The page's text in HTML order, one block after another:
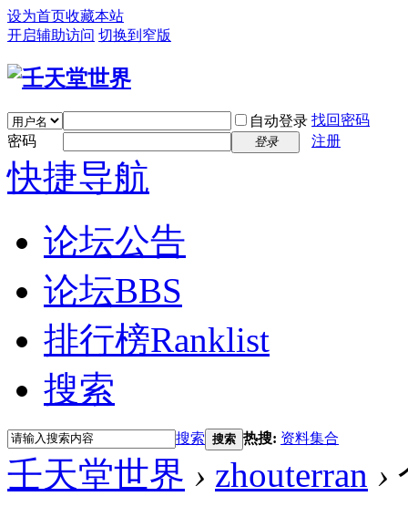
设为首页收藏本站
开启辅助访问 切换到窄版
自动登录 找回密码
密码
登录 注册
快捷导航
论坛公告
论坛BBS
排行榜Ranklist
搜索
搜索 搜索 热搜: 资料集合
壬天堂世界 › zhouterran ›